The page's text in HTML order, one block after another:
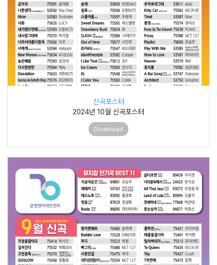
신곡포스터
2024년 10월 신곡포스터
Download